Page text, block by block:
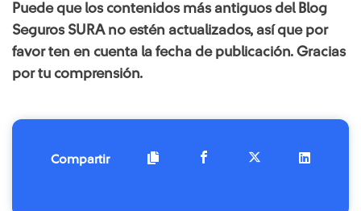
Puede que los contenidos más antiguos del Blog
Seguros SURA no estén actualizados, así que por
favor ten en cuenta la fecha de publicación. Gracias
por tu comprensión.​
Compartir